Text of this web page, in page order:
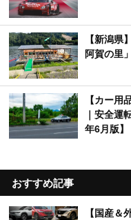
【新潟県
阿賀の里
【カー用
｜安全運
年6月版】
おすすめ記事
【国産＆